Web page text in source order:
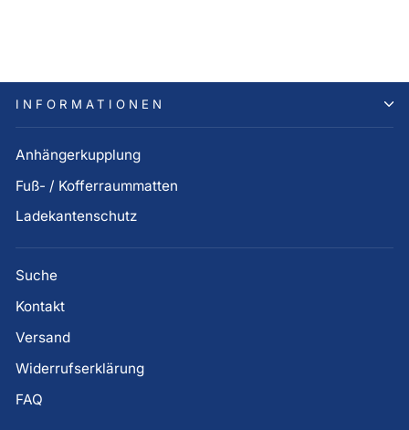
INFORMATIONEN
Anhängerkupplung
Fuß- / Kofferraummatten
Ladekantenschutz
Suche
Kontakt
Versand
Widerrufserklärung
FAQ